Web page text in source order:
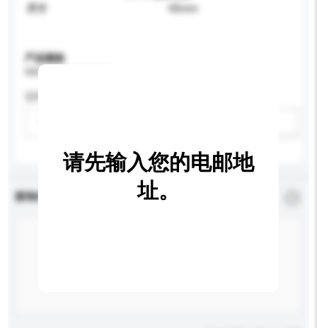
45mm
产品规格
查询内容
请先输入您的电邮地
址。